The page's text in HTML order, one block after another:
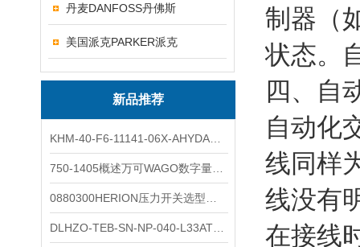
丹麦DANFOSS丹佛斯
美国派克PARKER派克
新品推荐
制器（
状态。
四、自
自动化
线同样
线没有
在接线